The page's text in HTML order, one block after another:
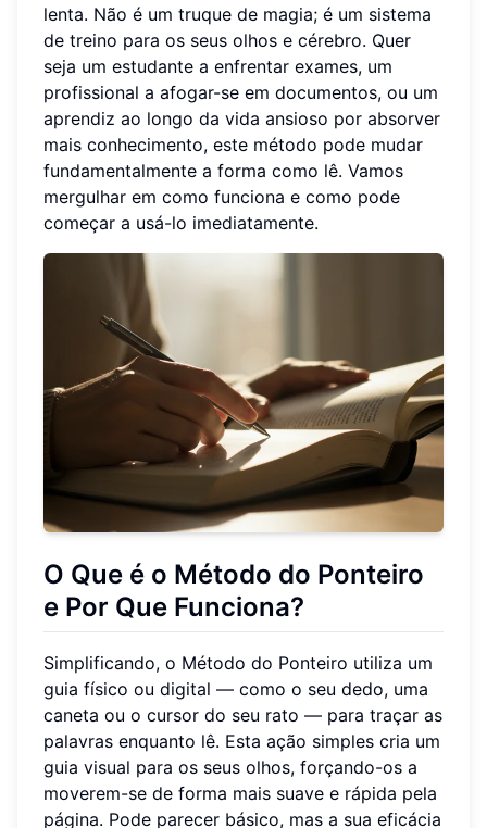
lenta. Não é um truque de magia; é um sistema
de treino para os seus olhos e cérebro. Quer
seja um estudante a enfrentar exames, um
profissional a afogar-se em documentos, ou um
aprendiz ao longo da vida ansioso por absorver
mais conhecimento, este método pode mudar
fundamentalmente a forma como lê. Vamos
mergulhar em como funciona e como pode
começar a usá-lo imediatamente.
O Que é o Método do Ponteiro
e Por Que Funciona?
Simplificando, o Método do Ponteiro utiliza um
guia físico ou digital — como o seu dedo, uma
caneta ou o cursor do seu rato — para traçar as
palavras enquanto lê. Esta ação simples cria um
guia visual para os seus olhos, forçando-os a
moverem-se de forma mais suave e rápida pela
página. Pode parecer básico, mas a sua eficácia